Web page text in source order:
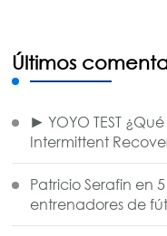
Últimos
► YOYO TEST
Intermittent
Patricio Serafin en
entrenadores de